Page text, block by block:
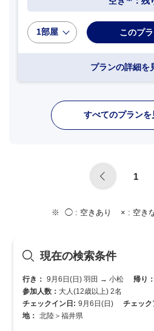
1部屋
プランの詳細を
すべてのプランを
1
◯ : 空きあり × : 空き
現在の検索条件
行き： 9月6日(日) 羽田 → 小松 帰り：
参加人数： 大人(12歳以上) 2名
チェックイン日: 9月6日(日) チェック
地： 北陸＞福井県